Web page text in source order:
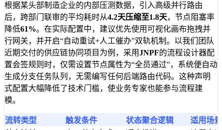
根据某头部制造企业的内部压测数据，引入高级并行路由
后，跨部门联审的平均耗时从4.2天压缩至1.8天，节点阻塞率
降低61%。在实际配置中，建议优先使用可视化画布拖拽并
行网关，并开启“自动重试+人工催办”双轨机制。以我们团队
近期交付的供应链协同项目为例，采用JNPF的流程设计器配
置会签规则时，仅需设置节点属性为“全员通过”，系统便自动
生成分支任务队列，无需编写任何后端路由代码。这种声明
式配置大幅降低了技术门槛，使业务专家也能参与流程建
模。
流转类型 触发条件 状态聚合逻辑
适用场景